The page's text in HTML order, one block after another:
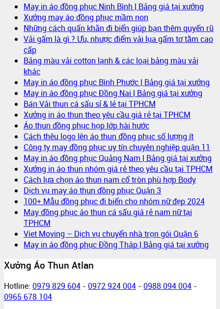
May in áo đồng phục Ninh Bình | Bảng giá tại xưởng
Xưởng may áo đồng phục mầm non
Những cách quấn khăn đi biển giúp bạn thêm quyến rũ
Vải gấm là gì ? Ưu, nhược điểm vải lụa gấm tơ tằm cao
cấp
Bảng màu vải cotton lạnh & các loại bảng màu vải
khác
May in áo đồng phục Bình Phước | Bảng giá tại xưởng
May in áo đồng phục Đồng Nai | Bảng giá tại xưởng
Bán Vải thun cá sấu sỉ & lẻ tại TPHCM
Xưởng in áo thun theo yêu cầu giá rẻ tại TPHCM
Áo thun đồng phục họp lớp hài hước
Cách thêu logo lên áo thun đồng phục số lượng ít
Công ty may đồng phục uy tín chuyên nghiệp quận 11
May in áo đồng phục Quảng Nam | Bảng giá tại xưởng
Xưởng in áo thun nhóm giá rẻ theo yêu cầu tại TPHCM
Cách lựa chọn áo thun nam cổ tròn phù hợp Body
Dịch vụ may áo thun đồng phục Quận 3
100+ Mẫu đồng phục đi biển cho nhóm nữ đẹp 2024
May đồng phục áo thun cá sấu giá rẻ nam nữ tại
TPHCM
Viet Moving – Dịch vụ chuyển nhà trọn gói Quận 6
May in áo đồng phục Đồng Tháp | Bảng giá tại xưởng
Xưởng Áo Thun Atlan
Hotline: 0979 829 604 - 0972 924 004 - 0988 094 004 -
0965 678 104